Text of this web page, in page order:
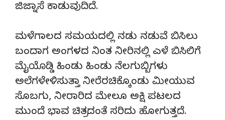
ಜಿಜ್ನಾಸೆ ಕಾಡುವುದಿದೆ.
ಮಳೆಗಾಲದ ಸಮಯದಲ್ಲಿ ನಡು ನಡುವೆ ಬಿಸಿಲು
ಬಂದಾಗ ಅಂಗಳದ ನಿಂತ ನೀರಿನಲ್ಲಿ ಎಳೆ ಬಿಸಿಲಿಗೆ
ಮೈಯೊಡ್ಡಿ ಹಿಂಡು ಹಿಂಡು ನೆಲಗುಬ್ಬಿಗಳು
ಅಲೆಗಳೇಳಿಸುತ್ತಾ ನೀರೆರಚಿಕ್ಕೊಂಡು ಮೀಯುವ
ಸೊಬಗು, ನೀರಾರಿದ ಮೇಲೂ ಅಕ್ಷಿ ಪಟಲದ
ಮುಂದೆ ಭಾವ ಚಿತ್ರದಂತೆ ಸರಿದು ಹೋಗುತ್ತದೆ.